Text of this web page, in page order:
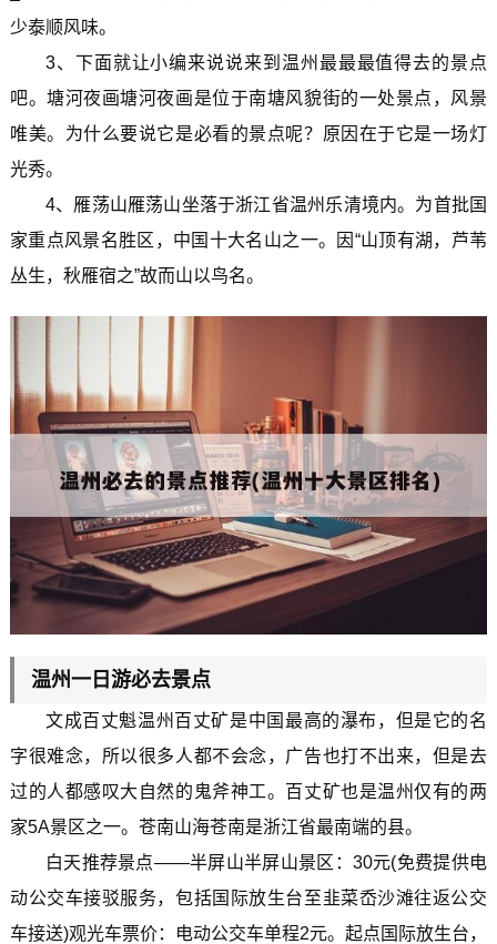
少泰顺风味。
3、下面就让小编来说说来到温州最最最值得去的景点
吧。塘河夜画塘河夜画是位于南塘风貌街的一处景点，风景
唯美。为什么要说它是必看的景点呢？原因在于它是一场灯
光秀。
4、雁荡山雁荡山坐落于浙江省温州乐清境内。为首批国
家重点风景名胜区，中国十大名山之一。因“山顶有湖，芦苇
丛生，秋雁宿之”故而山以鸟名。
温州一日游必去景点
文成百丈魁温州百丈矿是中国最高的瀑布，但是它的名
字很难念，所以很多人都不会念，广告也打不出来，但是去
过的人都感叹大自然的鬼斧神工。百丈矿也是温州仅有的两
家5A景区之一。苍南山海苍南是浙江省最南端的县。
白天推荐景点——半屏山半屏山景区：30元(免费提供电
动公交车接驳服务，包括国际放生台至韭菜岙沙滩往返公交
车接送)观光车票价：电动公交车单程2元。起点国际放生台，